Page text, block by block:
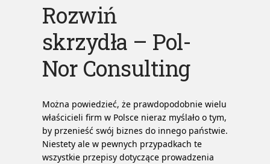
Rozwiń
skrzydła – Pol-
Nor Consulting
Można powiedzieć, że prawdopodobnie wielu
właścicieli firm w Polsce nieraz myślało o tym,
by przenieść swój biznes do innego państwie.
Niestety ale w pewnych przypadkach te
wszystkie przepisy dotyczące prowadzenia